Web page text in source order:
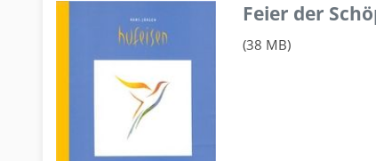
Feier der
(38 MB)